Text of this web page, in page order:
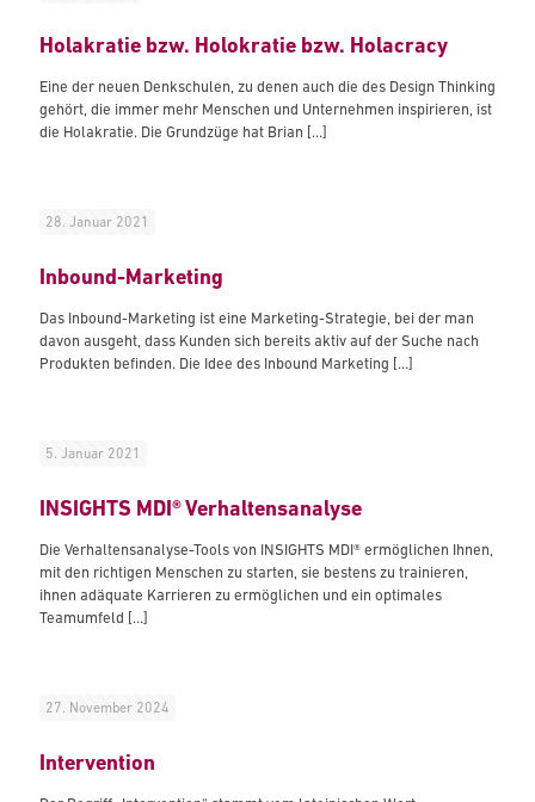
Holakratie bzw. Holokratie bzw. Holacracy
Eine der neuen Denkschulen, zu denen auch die des Design Thinking
gehört, die immer mehr Menschen und Unternehmen inspirieren, ist
die Holakratie. Die Grundzüge hat Brian […]
28. Januar 2021
Inbound-Marketing
Das Inbound-Marketing ist eine Marketing-Strategie, bei der man
davon ausgeht, dass Kunden sich bereits aktiv auf der Suche nach
Produkten befinden. Die Idee des Inbound Marketing […]
5. Januar 2021
INSIGHTS MDI® Verhaltensanalyse
Die Verhaltensanalyse-Tools von INSIGHTS MDI® ermöglichen Ihnen,
mit den richtigen Menschen zu starten, sie bestens zu trainieren,
ihnen adäquate Karrieren zu ermöglichen und ein optimales
Teamumfeld […]
27. November 2024
Intervention